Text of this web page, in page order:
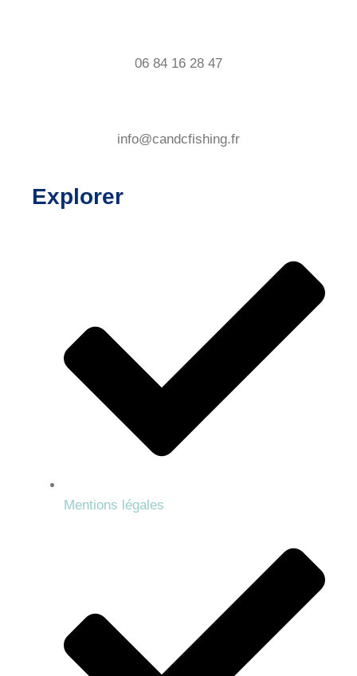
06 84 16 28 47
info@candcfishing.fr
Explorer
Mentions légales